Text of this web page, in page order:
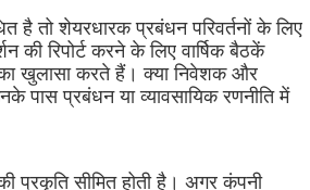
है तो शेयरधारक प्रबंधन परिवर्तनों के लिए
की रिपोर्ट करने के लिए वार्षिक बैठकें
खुलासा करते हैं। क्या निवेशक और
पास प्रबंधन या व्यावसायिक रणनीति में
प्रकृति सीमित होती है। अगर कंपनी